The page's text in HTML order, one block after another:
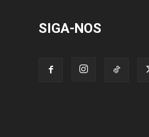
SIGA-NOS